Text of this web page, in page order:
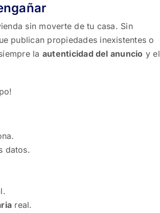
sin moverte de tu casa. Sin
publican propiedades inexistentes o
la autenticidad del anuncio y el
datos.
real.